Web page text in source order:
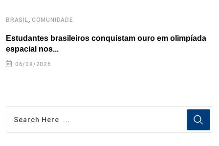
BRASIL, COMUNIDADE
Estudantes brasileiros conquistam ouro em olimpíada
espacial nos...
06/08/2026